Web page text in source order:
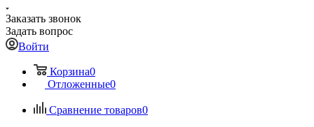
Заказать звонок
Задать вопрос
Войти
Корзина0
Отложенные0
Сравнение товаров0